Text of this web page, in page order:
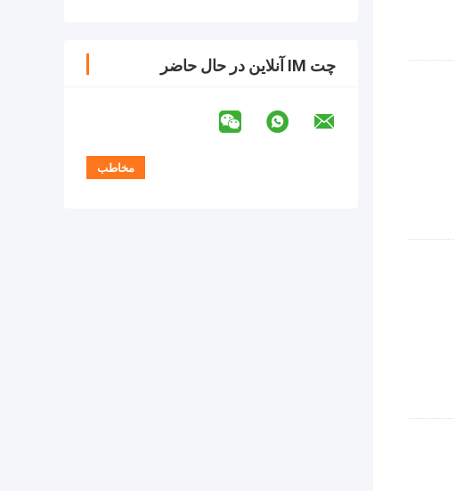
چت IM آنلاین در حال حاضر